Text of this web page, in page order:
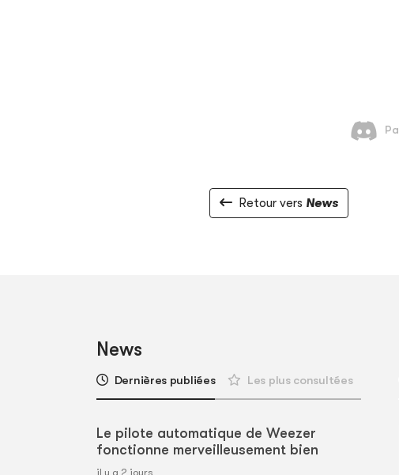
Retour vers News
News
Dernières publiées Les plus consultées
Le pilote automatique de Weezer
fonctionne merveilleusement bien
il y a 2 jours